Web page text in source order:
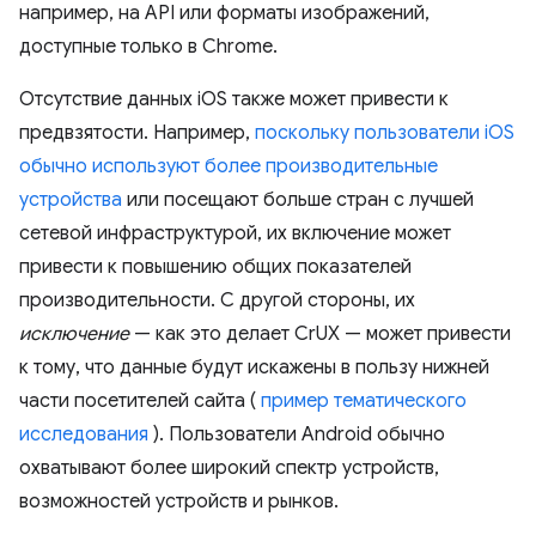
например, на API или форматы изображений,
доступные только в Chrome.
Отсутствие данных iOS также может привести к
предвзятости. Например, поскольку пользователи iOS
обычно используют более производительные
устройства или посещают больше стран с лучшей
сетевой инфраструктурой, их включение может
привести к повышению общих показателей
производительности. С другой стороны, их
исключение— как это делает CrUX — может привести
к тому, что данные будут искажены в пользу нижней
части посетителей сайта ( пример тематического
исследования ). Пользователи Android обычно
охватывают более широкий спектр устройств,
возможностей устройств и рынков.